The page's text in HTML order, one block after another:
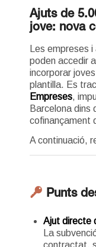
Ajuts de
jove: nova
Les empreses
poden accedir
incorporar
plantilla. Es
Empreses,
Barcelona dins
cofinançament
A continuació,
Punts
Ajut directe
La